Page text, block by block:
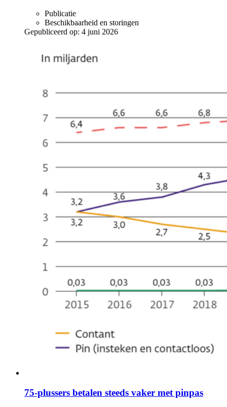
Publicatie
Beschikbaarheid en storingen
Gepubliceerd op: 4 juni 2026
75-plussers betalen steeds vaker met pinpas